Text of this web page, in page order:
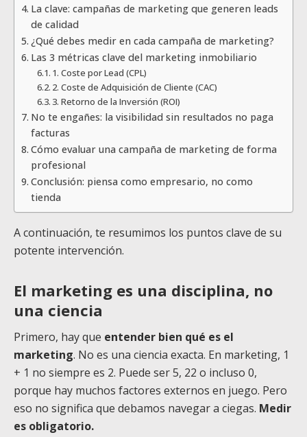
La clave: campañas de marketing que generen leads
de calidad
¿Qué debes medir en cada campaña de marketing?
Las 3 métricas clave del marketing inmobiliario
1. Coste por Lead (CPL)
2. Coste de Adquisición de Cliente (CAC)
3. Retorno de la Inversión (ROI)
No te engañes: la visibilidad sin resultados no paga
facturas
Cómo evaluar una campaña de marketing de forma
profesional
Conclusión: piensa como empresario, no como
tienda
A continuación, te resumimos los puntos clave de su
potente intervención.
El marketing es una disciplina, no
una ciencia
Primero, hay que entender bien qué es el
marketing. No es una ciencia exacta. En marketing, 1
+ 1 no siempre es 2. Puede ser 5, 22 o incluso 0,
porque hay muchos factores externos en juego. Pero
eso no significa que debamos navegar a ciegas. Medir
es obligatorio.